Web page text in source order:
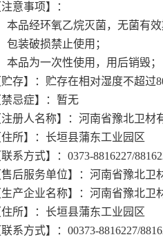
注意事项】：
本品经环氧乙烷灭菌，无菌有效
包装破损禁止使用；
本品为一次性使用，用后销毁；
贮存】：贮存在相对湿度不超
禁忌症】：暂无
注册人名称】：河南省豫北卫材
住所】：长垣县蒲东工业园区
联系方式】：0373-8816227/
售后服务单位】：河南省豫北卫
生产企业名称】：河南省豫北卫
住所】：长垣县蒲东工业园区
联系方式】：00373-8816227/